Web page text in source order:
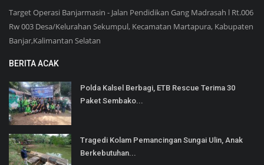
Target Operasi Banjarmasin - Jalan Pendidikan Gang Madrasah l Rt.006
Rw 003 Desa/Kelurahan Sekumpul, Kecamatan Martapura, Kabupaten
Banjar,Kalimantan Selatan
BERITA ACAK
Polda Kalsel Berbagi, ETB Rescue Terima 30
Paket Sembako...
Tragedi Kolam Pemancingan Sungai Ulin, Anak
Berkebutuhan...